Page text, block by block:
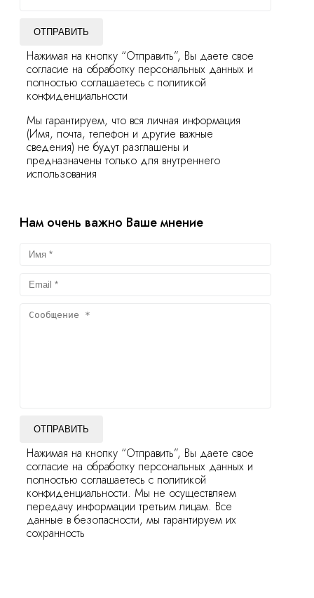
ОТПРАВИТЬ
Нажимая на кнопку “Отправить”, Вы даете свое
согласие на обработку персональных данных и
полностью соглашаетесь с политикой
конфиденциальности
Мы гарантируем, что вся личная информация
(Имя, почта, телефон и другие важные
сведения) не будут разглашены и
предназначены только для внутреннего
использования
Нам очень важно Ваше мнение
ОТПРАВИТЬ
Нажимая на кнопку “Отправить”, Вы даете свое
согласие на обработку персональных данных и
полностью соглашаетесь с политикой
конфиденциальности. Мы не осуществляем
передачу информации третьим лицам. Все
данные в безопасности, мы гарантируем их
сохранность